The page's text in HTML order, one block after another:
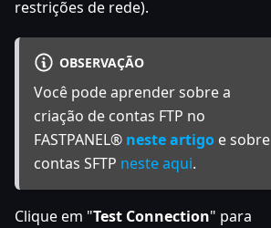
restrições de rede).
OBSERVAÇÃO
Você pode aprender sobre a
criação de contas FTP no
FASTPANEL® neste artigo e sobre
contas SFTP neste aqui.
Clique em "Test Connection" para